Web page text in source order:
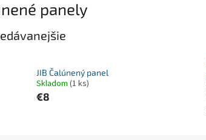
panely
JIB Čalúnený panel
Skladom (1 ks)
€8